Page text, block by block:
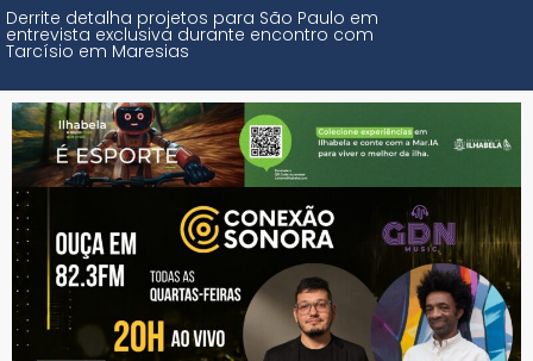
Derrite detalha projetos para São Paulo em
entrevista exclusiva durante encontro com
Tarcísio em Maresias